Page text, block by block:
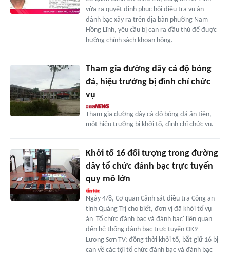
vừa ra quyết định phục hồi điều tra vụ án
đánh bạc xảy ra trên địa bàn phường Nam
Hồng Lĩnh, yêu cầu bị can ra đầu thú để được
hưởng chính sách khoan hồng.
Tham gia đường dây cá độ bóng
đá, hiệu trưởng bị đình chỉ chức
vụ
Tham gia đường dây cá độ bóng đá ăn tiền,
một hiệu trưởng bị khởi tố, đình chỉ chức vụ.
Khởi tố 16 đối tượng trong đường
dây tổ chức đánh bạc trực tuyến
quy mô lớn
Ngày 4/8, Cơ quan Cảnh sát điều tra Công an
tỉnh Quảng Trị cho biết, đơn vị đã khởi tố vụ
án 'Tổ chức đánh bạc và đánh bạc' liên quan
đến hệ thống đánh bạc trực tuyến OK9 -
Lương Sơn TV; đồng thời khởi tố, bắt giữ 16 bị
can về các tội tổ chức đánh bạc và đánh bạc